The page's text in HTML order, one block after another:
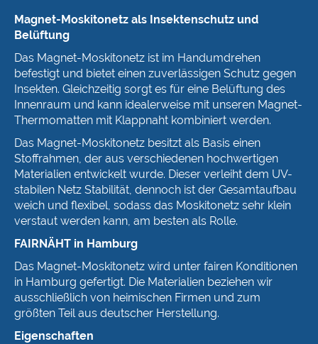
Magnet-Moskitonetz als Insektenschutz und
Belüftung
Das Magnet-Moskitonetz ist im Handumdrehen
befestigt und bietet einen zuverlässigen Schutz gegen
Insekten. Gleichzeitig sorgt es für eine Belüftung des
Innenraum und kann idealerweise mit unseren Magnet-
Thermomatten mit Klappnaht kombiniert werden.
Das Magnet-Moskitonetz besitzt als Basis einen
Stoffrahmen, der aus verschiedenen hochwertigen
Materialien entwickelt wurde. Dieser verleiht dem UV-
stabilen Netz Stabilität, dennoch ist der Gesamtaufbau
weich und flexibel, sodass das Moskitonetz sehr klein
verstaut werden kann, am besten als Rolle.
FAIRNÄHT in Hamburg
Das Magnet-Moskitonetz wird unter fairen Konditionen
in Hamburg gefertigt. Die Materialien beziehen wir
ausschließlich von heimischen Firmen und zum
größten Teil aus deutscher Herstellung.
Eigenschaften